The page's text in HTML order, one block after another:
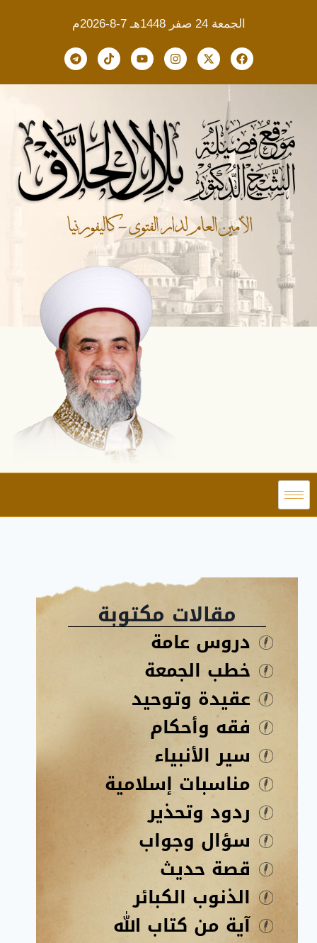
الجمعة 24 صفر 1448هـ 7-8-2026م
مقالات مكتوبة
دروس عامة
خطب الجمعة
عقيدة وتوحيد
فقه وأحكام
سير الأنبياء
مناسبات إسلامية
ردود وتحذير
سؤال وجواب
قصة حديث
الذنوب الكبائر
آية من كتاب الله